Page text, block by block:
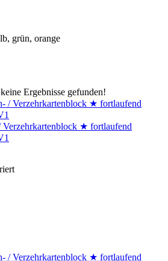
grün, orange
Ergebnisse gefunden!
Verzehrkartenblock ★ fortlaufend